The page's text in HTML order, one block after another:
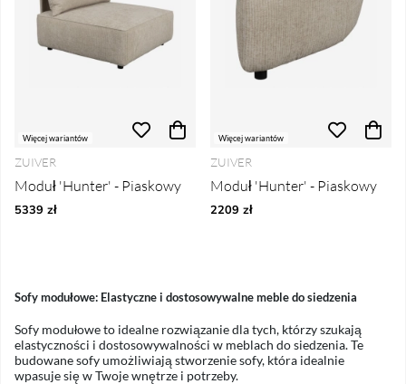
Więcej wariantów
ZUIVER
Moduł 'Hunter' - Piaskowy
5339 zł
Więcej wariantów
ZUIVER
Moduł 'Hunter' - Piaskowy
2209 zł
Sofy modułowe: Elastyczne i dostosowywalne meble do siedzenia
Sofy modułowe to idealne rozwiązanie dla tych, którzy szukają
elastyczności i dostosowywalności w meblach do siedzenia. Te
budowane sofy umożliwiają stworzenie sofy, która idealnie
wpasuje się w Twoje wnętrze i potrzeby.